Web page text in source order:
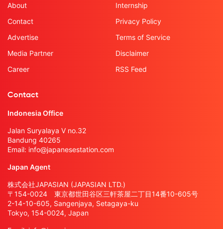
About
Contact
Advertise
Media Partner
Career
Internship
Privacy Policy
Terms of Service
Disclaimer
RSS Feed
Contact
Indonesia Office
Jalan Suryalaya V no.32
Bandung 40265
Email: info@japanesestation.com
Japan Agent
株式会社JAPASIAN (JAPASIAN LTD.)
〒154-0024 東京都世田谷区三軒茶屋二丁目14番10-605号
2-14-10-605, Sangenjaya, Setagaya-ku
Tokyo, 154-0024, Japan